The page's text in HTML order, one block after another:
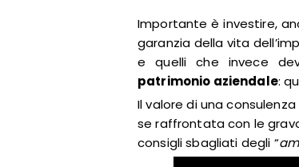
Importante è investire,
garanzia della vita
e quelli che invece
patrimonio aziendale:
Il valore di una
se raffrontata con le
consigli sbagliati degli “